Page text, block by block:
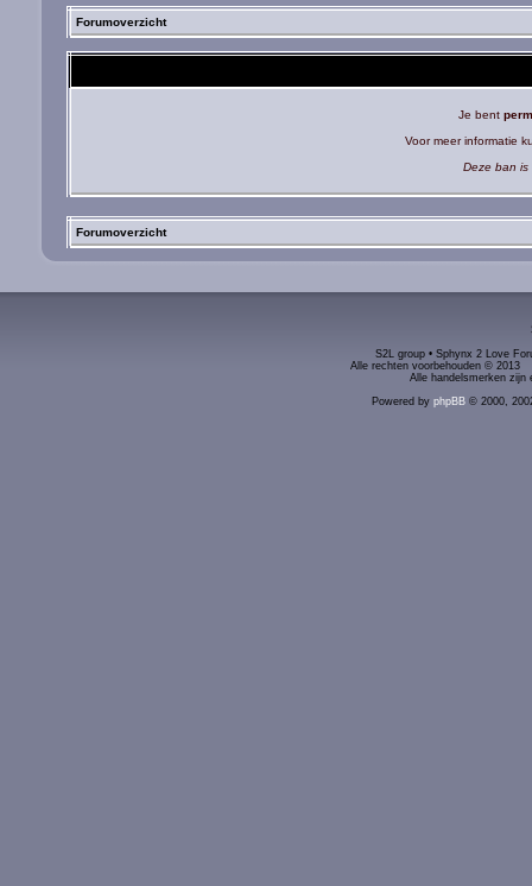
Forumoverzicht
Je bent
Voor meer informatie
Deze ban is
Forumoverzicht
S2L group • Sphynx 2 Love
Alle rechten voorbehouden ©
Alle handelsmerken zijn
Powered by phpBB© 2000,